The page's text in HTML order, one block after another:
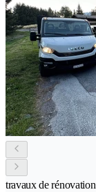
travaux de rénovation